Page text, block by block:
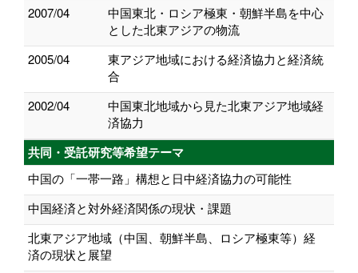
2007/04
中国東北・ロシア極東・朝鮮半島を中心
とした北東アジアの物流
2005/04
東アジア地域における経済協力と経済統
合
2002/04
中国東北地域から見た北東アジア地域経
済協力
共同・受託研究等希望テーマ
中国の「一帯一路」構想と日中経済協力の可能性
中国経済と対外経済関係の現状・課題
北東アジア地域（中国、朝鮮半島、ロシア極東等）経
済の現状と展望